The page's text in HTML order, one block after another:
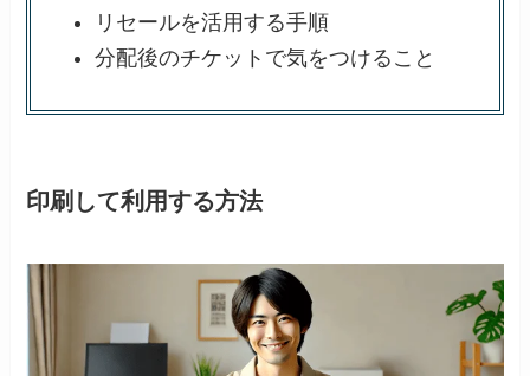
リセールを活用する手順
分配後のチケットで気をつけること
印刷して利用する方法